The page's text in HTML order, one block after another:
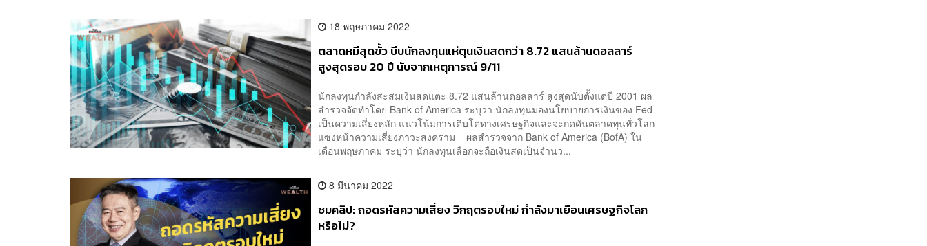
18 พฤษภาคม 2022
ตลาดหมีสุดขั้ว บีบนักลงทุนแห่ตุนเงินสดกว่า 8.72 แสนล้านดอลลาร์
สูงสุดรอบ 20 ปี นับจากเหตุการณ์ 9/11
นักลงทุนกำลังสะสมเงินสดแตะ 8.72 แสนล้านดอลลาร์ สูงสุดนับตั้งแต่ปี 2001 ผล
สำรวจจัดทำโดย Bank of America ระบุว่า นักลงทุนมองนโยบายการเงินของ Fed
เป็นความเสี่ยงหลัก แนวโน้มการเติบโตทางเศรษฐกิจและจะกดดันตลาดทุนทั่วโลก
แซงหน้าความเสี่ยงภาวะสงคราม ผลสำรวจจาก Bank of America (BofA) ใน
เดือนพฤษภาคม ระบุว่า นักลงทุนเลือกจะถือเงินสดเป็นจำนว...
8 มีนาคม 2022
ชมคลิป: ถอดรหัสความเสี่ยง วิกฤตรอบใหม่ กำลังมาเยือนเศรษฐกิจโลก
หรือไม่?